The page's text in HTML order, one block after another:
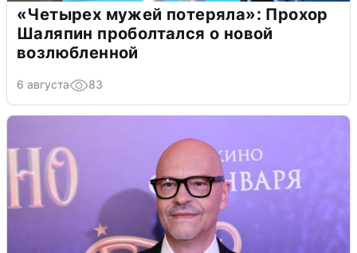
«Четырех мужей потеряла»: Прохор
Шаляпин проболтался о новой
возлюбленной
6 августа 83